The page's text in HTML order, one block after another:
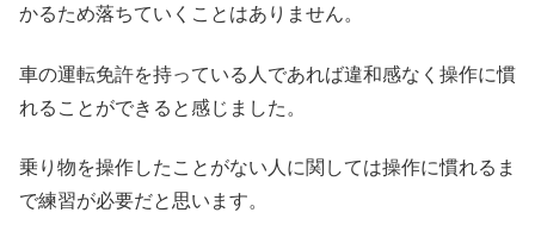
かるため落ちていくことはありません。
車の運転免許を持っている人であれば違和感なく操作に慣
れることができると感じました。
乗り物を操作したことがない人に関しては操作に慣れるま
で練習が必要だと思います。